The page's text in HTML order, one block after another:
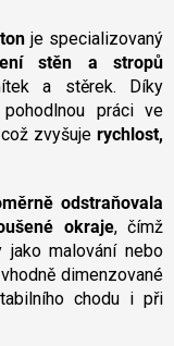
je specializovaný
stěn a stropů
a stěrek. Díky
pohodlnou práci ve
zvyšuje rychlost,
odstraňovala
okraje, čímž
jako malování nebo
dimenzované
chodu i při